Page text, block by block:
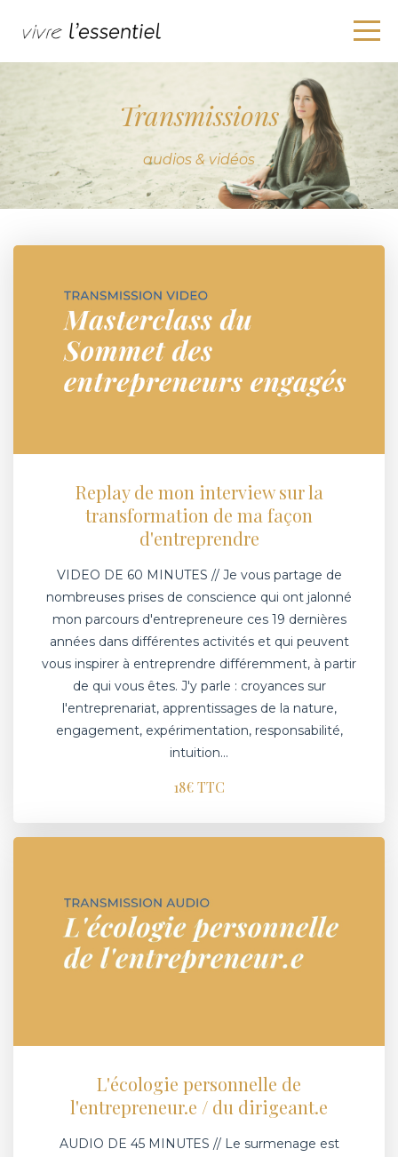
Transmissions
audios & vidéos
Replay de mon interview sur la
transformation de ma façon
d'entreprendre
VIDEO DE 60 MINUTES // Je vous partage de
nombreuses prises de conscience qui ont jalonné
mon parcours d'entrepreneure ces 19 dernières
années dans différentes activités et qui peuvent
vous inspirer à entreprendre différemment, à partir
de qui vous êtes. J'y parle : croyances sur
l'entreprenariat, apprentissages de la nature,
engagement, expérimentation, responsabilité,
intuition...
18€ TTC
L'écologie personnelle de
l'entrepreneur.e / du dirigeant.e
AUDIO DE 45 MINUTES // Le surmenage est